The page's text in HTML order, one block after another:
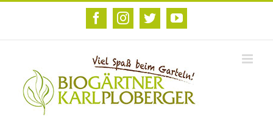
Zum
FacebookInstagram
TwitterYouTube